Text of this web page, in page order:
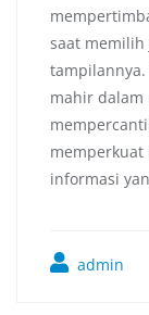
saat memilih
tampilannya.
mahir dalam
memperkuat
informasi
admin